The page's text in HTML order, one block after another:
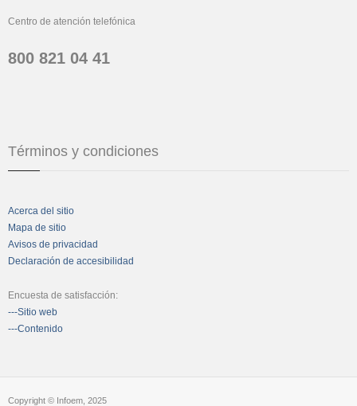
Centro de atención telefónica
800 821 04 41
Términos y condiciones
Acerca del sitio
Mapa de sitio
Avisos de privacidad
Declaración de accesibilidad
Encuesta de satisfacción:
---Sitio web
---Contenido
Copyright © Infoem, 2025